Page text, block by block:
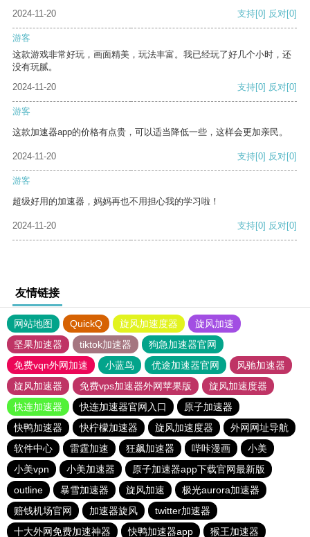
2024-11-20 支持[0] 反对[0]
游客
这款游戏非常好玩，画面精美，玩法丰富。我已经玩了好几个小时，还
没有玩腻。
2024-11-20
支持[0] 反对[0]
游客
这款加速器app的价格有点贵，可以适当降低一些，这样会更加亲民。
2024-11-20 支持[0] 反对[0]
游客
超级好用的加速器，妈妈再也不用担心我的学习啦！
2024-11-20 支持[0] 反对[0]
友情链接
网站地图 QuickQ 旋风加速度器
旋风加速
坚果加速器
tiktok加速器
狗急加速器官网
免费vqn外网加速
小蓝鸟 优途加速器官网
风驰加速器
旋风加速器
免费vps加速器外网苹果版
旋风加速度器
快连加速器
快连加速器官网入口
原子加速器
快鸭加速器
快柠檬加速器 旋风加速度器
外网网址导航
软件中心
雷霆加速 狂飙加速器 哔咔漫画
小美
小美vpn
小美加速器
原子加速器app下载官网最新版
outline
暴雪加速器 旋风加速
极光aurora加速器
赔钱机场官网
加速器旋风
twitter加速器
十大外网免费加速神器
快鸭加速器app 猴王加速器